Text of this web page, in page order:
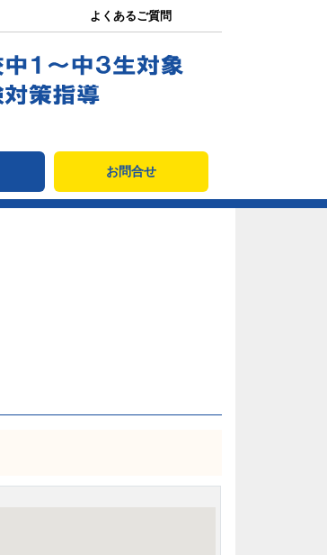
よくあるご質問
お問合せ